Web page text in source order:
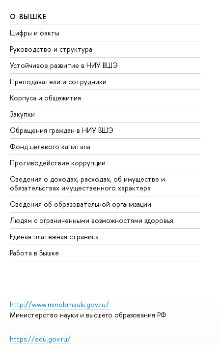
О ВЫШКЕ
Цифры и факты
Руководство и структура
Устойчивое развитие в НИУ ВШЭ
Преподаватели и сотрудники
Корпуса и общежития
Закупки
Обращения граждан в НИУ ВШЭ
Фонд целевого капитала
Противодействие коррупции
Сведения о доходах, расходах, об имуществе и
обязательствах имущественного характера
Сведения об образовательной организации
Людям с ограниченными возможностями здоровья
Единая платежная страница
Работа в Вышке
http://www.minobrnauki.gov.ru/
Министерство науки и высшего образования РФ
https://edu.gov.ru/